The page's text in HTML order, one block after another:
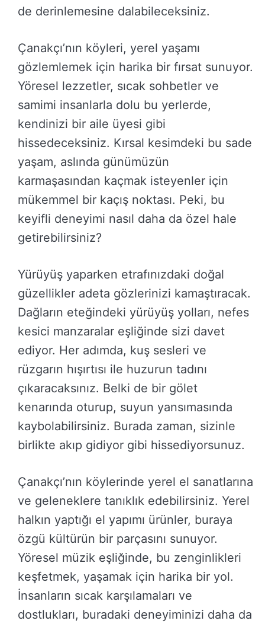
de derinlemesine dalabileceksiniz.
Çanakçı’nın köyleri, yerel yaşamı
gözlemlemek için harika bir fırsat sunuyor.
Yöresel lezzetler, sıcak sohbetler ve
samimi insanlarla dolu bu yerlerde,
kendinizi bir aile üyesi gibi
hissedeceksiniz. Kırsal kesimdeki bu sade
yaşam, aslında günümüzün
karmaşasından kaçmak isteyenler için
mükemmel bir kaçış noktası. Peki, bu
keyifli deneyimi nasıl daha da özel hale
getirebilirsiniz?
Yürüyüş yaparken etrafınızdaki doğal
güzellikler adeta gözlerinizi kamaştıracak.
Dağların eteğindeki yürüyüş yolları, nefes
kesici manzaralar eşliğinde sizi davet
ediyor. Her adımda, kuş sesleri ve
rüzgarın hışırtısı ile huzurun tadını
çıkaracaksınız. Belki de bir gölet
kenarında oturup, suyun yansımasında
kaybolabilirsiniz. Burada zaman, sizinle
birlikte akıp gidiyor gibi hissediyorsunuz.
Çanakçı’nın köylerinde yerel el sanatlarına
ve geleneklere tanıklık edebilirsiniz. Yerel
halkın yaptığı el yapımı ürünler, buraya
özgü kültürün bir parçasını sunuyor.
Yöresel müzik eşliğinde, bu zenginlikleri
keşfetmek, yaşamak için harika bir yol.
İnsanların sıcak karşılamaları ve
dostlukları, buradaki deneyiminizi daha da